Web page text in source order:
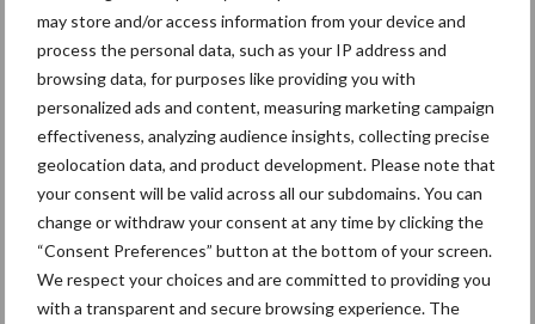
may store and/or access information from your device and
process the personal data, such as your IP address and
browsing data, for purposes like providing you with
personalized ads and content, measuring marketing campaign
effectiveness, analyzing audience insights, collecting precise
geolocation data, and product development. Please note that
your consent will be valid across all our subdomains. You can
change or withdraw your consent at any time by clicking the
“Consent Preferences” button at the bottom of your screen.
We respect your choices and are committed to providing you
with a transparent and secure browsing experience. The
Strak ploegwerk op iedere
grondsoort
Kverneland introduceert i-
Plough primeur en toont
Alentix-strooier